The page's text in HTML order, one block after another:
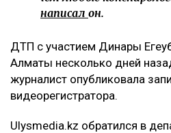
написал он.
ДТП с участием Динары
Алматы несколько дней
журналист опубликовала
видеорегистратора.
Ulysmedia.kz обратился в